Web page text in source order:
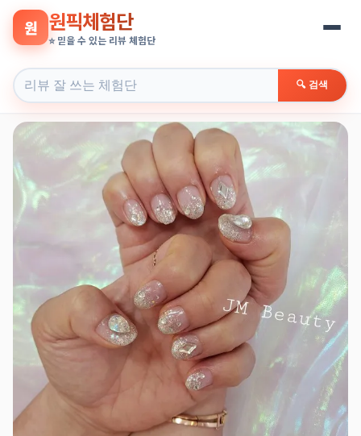
원 원픽체험단
⭐ 믿을 수 있는 리뷰 체험단
🔍 검색